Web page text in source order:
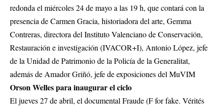
redonda el miércoles 24 de mayo a las 19 h, que contará con la
presencia de Carmen Gracia, historiadora del arte, Gemma
Contreras, directora del Instituto Valenciano de Conservación,
Restauración e investigación (IVACOR+I), Antonio López, jefe
de la Unidad de Patrimonio de la Policía de la Generalitat,
además de Amador Griñó, jefe de exposiciones del MuVIM
Orson Welles para inaugurar el ciclo
El jueves 27 de abril, el documental Fraude (F for fake. Vérités